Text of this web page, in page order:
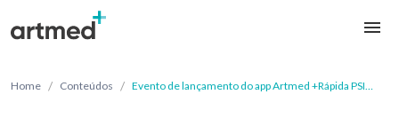
Home / Conteúdos / Evento de lançamento do app Artmed +Rápida PSI